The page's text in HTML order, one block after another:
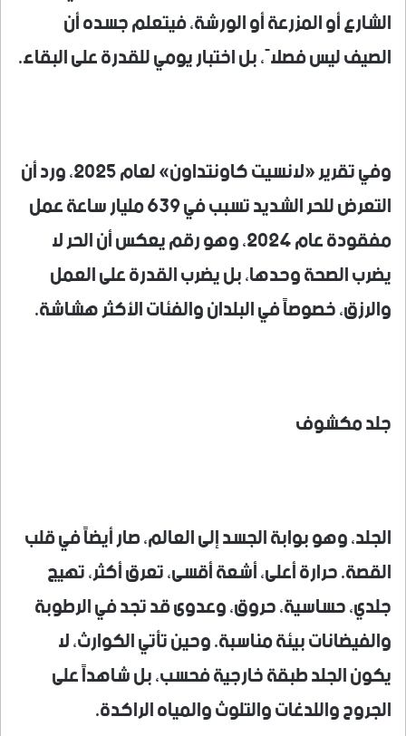
الشارع أو المزرعة أو الورشة، فيتعلم جسده أن
الصيف ليس فصلاً، بل اختبار يومي للقدرة على البقاء.
وفي تقرير «لانسيت كاونتداون» لعام 2025، ورد أن
التعرض للحر الشديد تسبب في 639 مليار ساعة عمل
مفقودة عام 2024، وهو رقم يعكس أن الحر لا
يضرب الصحة وحدها، بل يضرب القدرة على العمل
والرزق، خصوصاً في البلدان والفئات الأكثر هشاشة.
جلد مكشوف
الجلد، وهو بوابة الجسد إلى العالم، صار أيضاً في قلب
القصة. حرارة أعلى، أشعة أقسى، تعرق أكثر، تهيج
جلدي، حساسية، حروق، وعدوى قد تجد في الرطوبة
والفيضانات بيئة مناسبة. وحين تأتي الكوارث، لا
يكون الجلد طبقة خارجية فحسب، بل شاهداً على
الجروح واللدغات والتلوث والمياه الراكدة.